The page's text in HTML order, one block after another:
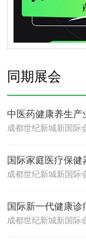
同期展会
中医药健康养生产
成都世纪新城新国际
国际家庭医疗保健
成都世纪新城新国际
国际新一代健康诊
成都世纪新城新国际